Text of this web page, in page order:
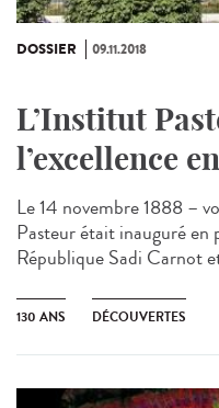
DOSSIER 09.11.2018
L’Institut
l’excellence
Le 14 novembre 1888 –
Pasteur était inauguré en
République Sadi Carnot
130 ANS DÉCOUVERTES